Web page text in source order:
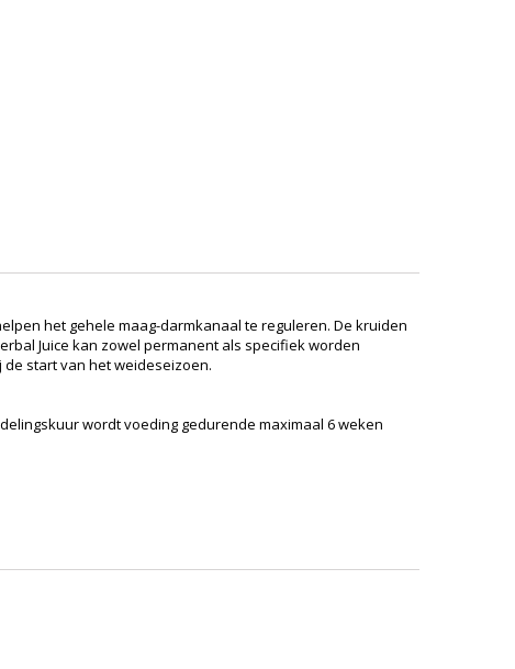
het gehele maag-darmkanaal te reguleren. De kruiden
Juice kan zowel permanent als specifiek worden
start van het weideseizoen.
wordt voeding gedurende maximaal 6 weken